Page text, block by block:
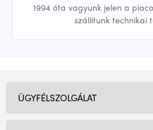
1994 óta vagyunk jelen a
szállítunk technikai
ÜGYFÉLSZOLGÁLAT